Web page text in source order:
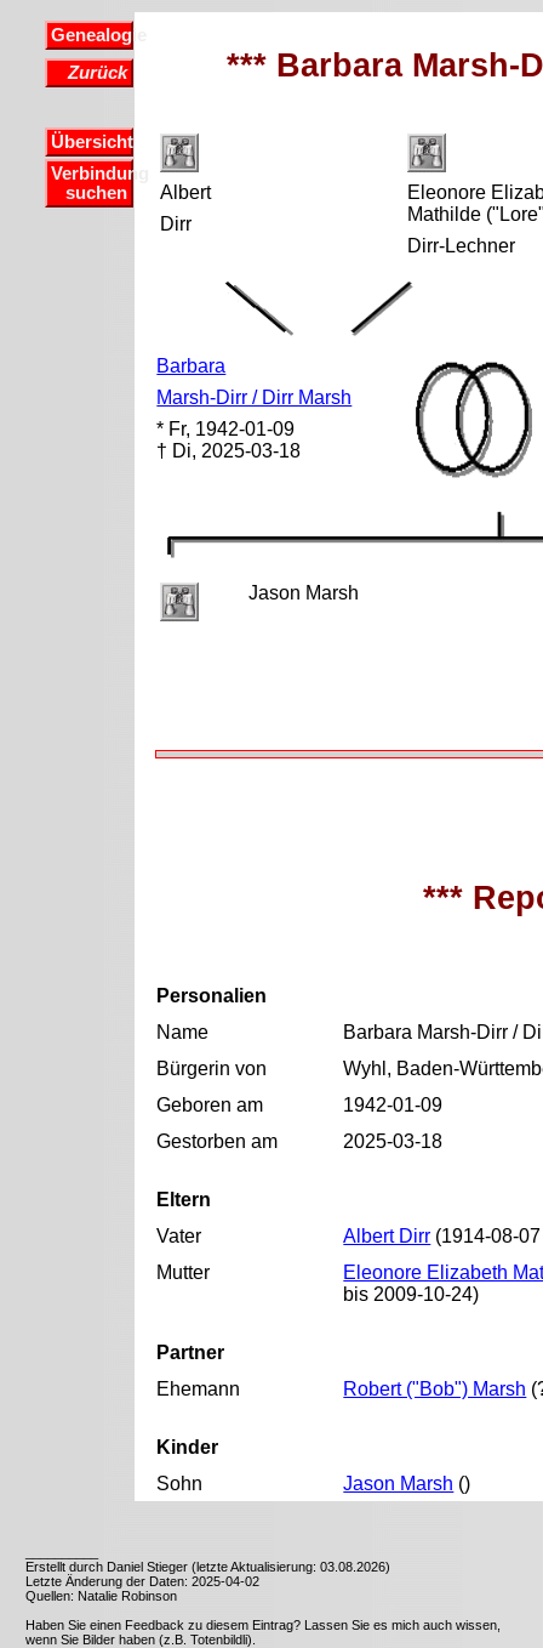
Genealogie
Zurück
Übersicht
Verbindung
suchen
*** Barbara Marsh-
Albert
Dirr
Eleonore
Mathilde
Dirr-Lechner
Barbara
Marsh-Dirr / Dirr Marsh
* Fr, 1942-01-09
† Di, 2025-03-18
Jason Marsh
***
Personalien
Name
Barbara Marsh-Dirr /
Bürgerin von
Wyhl, Baden-
Geboren am
1942-01-09
Gestorben am
2025-03-18
Eltern
Vater
Albert Dirr (1914-08-
Mutter
Eleonore Elizabeth
bis 2009-10-24)
Partner
Ehemann
Robert ("Bob") Marsh
Kinder
Sohn
Jason Marsh ()
Erstellt durch Daniel Stieger (letzte Aktualisierung: 03.08.2026)
Letzte Änderung der Daten: 2025-04-02
Quellen: Natalie Robinson
Haben Sie einen Feedback zu diesem Eintrag? Lassen Sie es mich auch wissen,
wenn Sie Bilder haben (z.B. Totenbildli).